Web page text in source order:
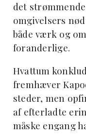
det
omgivelsers
både værk og
foranderlige.
Hvattum
fremhæver
steder, men
af efterladte
måske engang